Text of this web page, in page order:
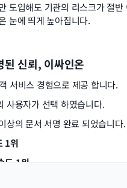
도입해도 기관의 리스크가 절
눈에 띄게 높아집니다.
된 신뢰, 이싸인온
서비스 경험으로 제공 합니다.
사용자가 선택 하였습니다.
상의 문서 서명 완료 되었습니다.
1위
도 1위